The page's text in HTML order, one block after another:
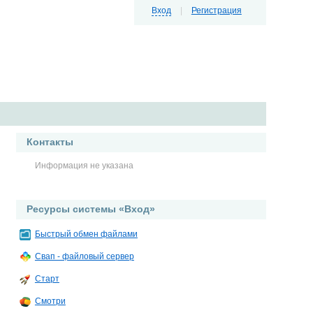
Вход Регистрация
Контакты
Информация не указана
Ресурсы системы «Вход»
Быстрый обмен файлами
Свап - файловый сервер
Старт
Смотри